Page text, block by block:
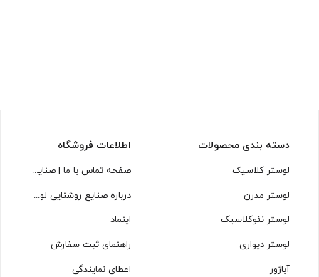
دسته بندی محصولات
لوستر کلاسیک
لوستر مدرن
لوستر نئوکلاسیک
لوستر دیواری
آباژور
اطلاعات فروشگاه
صفحه تماس با ما | صنایع روشنایی لوسترسازان
درباره صنایع روشنایی لوسترسازان
اینماد
راهنمای ثبت سفارش
اعطای نمایندگی